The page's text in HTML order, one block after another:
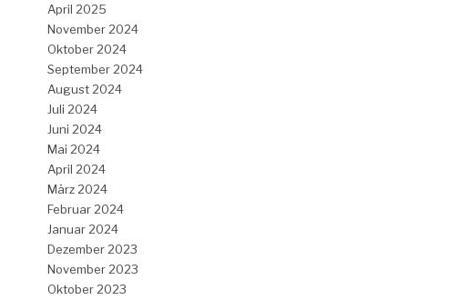
April 2025
November 2024
Oktober 2024
September 2024
August 2024
Juli 2024
Juni 2024
Mai 2024
April 2024
März 2024
Februar 2024
Januar 2024
Dezember 2023
November 2023
Oktober 2023